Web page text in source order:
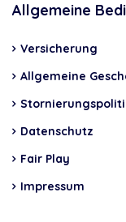
Allgemeine
Versicherung
Allgemeine
Datenschutz
Fair Play
Impressum